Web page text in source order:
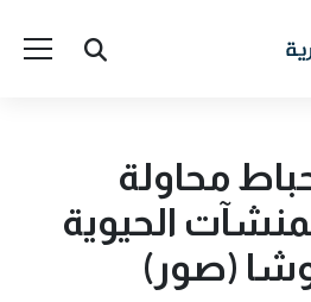
محاولة
الحيوية
(صور)